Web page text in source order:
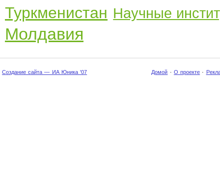
Туркменистан Научные
Молдавия
Создание сайта — ИА Юника '07 Домой · О проекте ·